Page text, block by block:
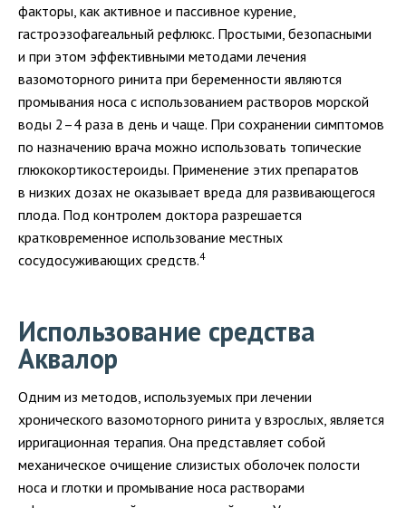
факторы, как активное и пассивное курение,
гастроэзофагеальный рефлюкс. Простыми, безопасными
и при этом эффективными методами лечения
вазомоторного ринита при беременности являются
промывания носа с использованием растворов морской
воды 2–4 раза в день и чаще. При сохранении симптомов
по назначению врача можно использовать топические
глюкокортикостероиды. Применение этих препаратов
в низких дозах не оказывает вреда для развивающегося
плода. Под контролем доктора разрешается
кратковременное использование местных
сосудосуживающих средств.4
Использование средства
Аквалор
Одним из методов, используемых при лечении
хронического вазомоторного ринита у взрослых, является
ирригационная терапия. Она представляет собой
механическое очищение слизистых оболочек полости
носа и глотки и промывание носа растворами